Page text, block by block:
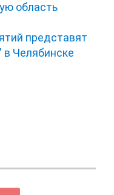
область
представят
в Челябинске